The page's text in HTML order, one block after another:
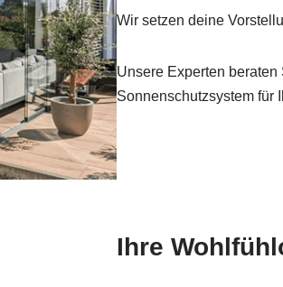
Wir setzen deine
Unsere Experten
Sonnenschutzsystem für
Ihre